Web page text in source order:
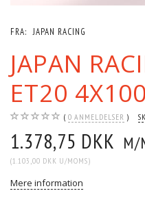
FRA: JAPAN RACING
JAPAN
ET20
0 ANMELDELSER
1.378,75 DKK M/
(1.103,00 DKK U/MOMS)
Mere information